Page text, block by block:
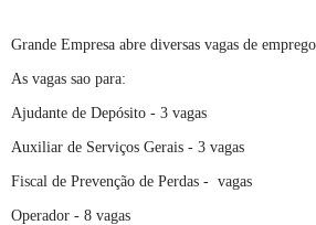
Grande Empresa abre diversas vagas de
As vagas sao para:
Ajudante de Depósito - 3 vagas
Auxiliar de Serviços Gerais - 3 vagas
Fiscal de Prevenção de Perdas - vagas
Operador - 8 vagas